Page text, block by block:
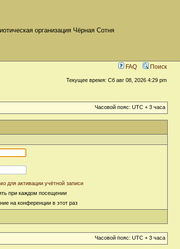
организация Чёрная Сотня
FAQ Поиск
Текущее время: Сб авг 08, 2026 4:29 pm
Часовой пояс: UTC + 3 часа
для активации учётной записи
при каждом посещении
на конференции в этот раз
Часовой пояс: UTC + 3 часа